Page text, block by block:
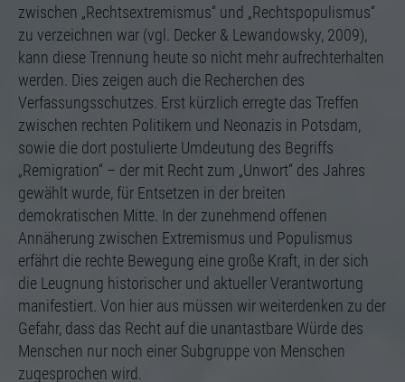
zwischen „Rechtsextremismus“ und „Rechtspopulismus“
zu verzeichnen war (vgl. Decker & Lewandowsky, 2009),
kann diese Trennung heute so nicht mehr aufrechterhalten
werden. Dies zeigen auch die Recherchen des
Verfassungsschutzes. Erst kürzlich erregte das Treffen
zwischen rechten Politikern und Neonazis in Potsdam,
sowie die dort postulierte Umdeutung des Begriffs
„Remigration“ – der mit Recht zum „Unwort“ des Jahres
gewählt wurde, für Entsetzen in der breiten
demokratischen Mitte. In der zunehmend offenen
Annäherung zwischen Extremismus und Populismus
erfährt die rechte Bewegung eine große Kraft, in der sich
die Leugnung historischer und aktueller Verantwortung
manifestiert. Von hier aus müssen wir weiterdenken zu der
Gefahr, dass das Recht auf die unantastbare Würde des
Menschen nur noch einer Subgruppe von Menschen
zugesprochen wird.